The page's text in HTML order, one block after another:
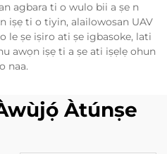
agbara ti o wulo bii a ṣe n
iṣẹ ti o tiyin, alailowosan UAV
le ṣe iṣiro ati ṣe igbasoke, lati
awọn iṣẹ ti a ṣe ati iṣẹlẹ ohun
naa.
Àtúnṣe